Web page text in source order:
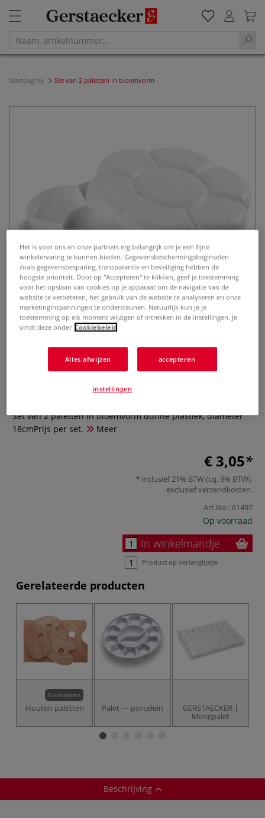
Startpagina Set van 2 paletten in bloemvorm
Set van 2 paletten in bloemvorm
0 Beoordeling
Set van 2 paletten in bloemvorm dunne plastiek, diameter
18cmPrijs per set.
Meer
€ 3,05
inclusief 21% BTW (cq. 9% BTW),
exclusiefverzendkosten.
Art.No.: 61497
Op voorraad
In winkelmandje
Product op verlanglijstje
Gerelateerde producten
5 varianten
Houten paletten Palet — porcelein GERSTAECKER |
Mengpalet
Beschrijving
Het is voor ons en onze partners erg belangrijk om je een fijne
winkelervaring te kunnen bieden. Gegevensbeschermingsbeginselen
zoals gegevensbesparing, transparantie en beveiliging hebben de
hoogste prioriteit. Door op "Accepteren" te klikken, geef je toestemming
voor het opslaan van cookies op je apparaat om de navigatie van de
website te verbeteren, het gebruik van de website te analyseren en onze
marketinginspanningen te ondersteunen. Natuurlijk kun je je
toestemming op elk moment wijzigen of intrekken in de instellingen. Je
vindt deze onder Cookiebeleid
Alles afwijzen accepteren
instellingen